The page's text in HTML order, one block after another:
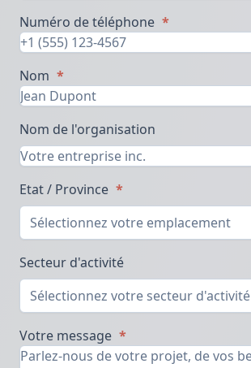
Numéro de téléphone *
Nom *
Nom de l'organisation
Etat / Province *
Sélectionnez votre emplacement
Secteur d'activité
Sélectionnez votre secteur d'activité
Votre message *